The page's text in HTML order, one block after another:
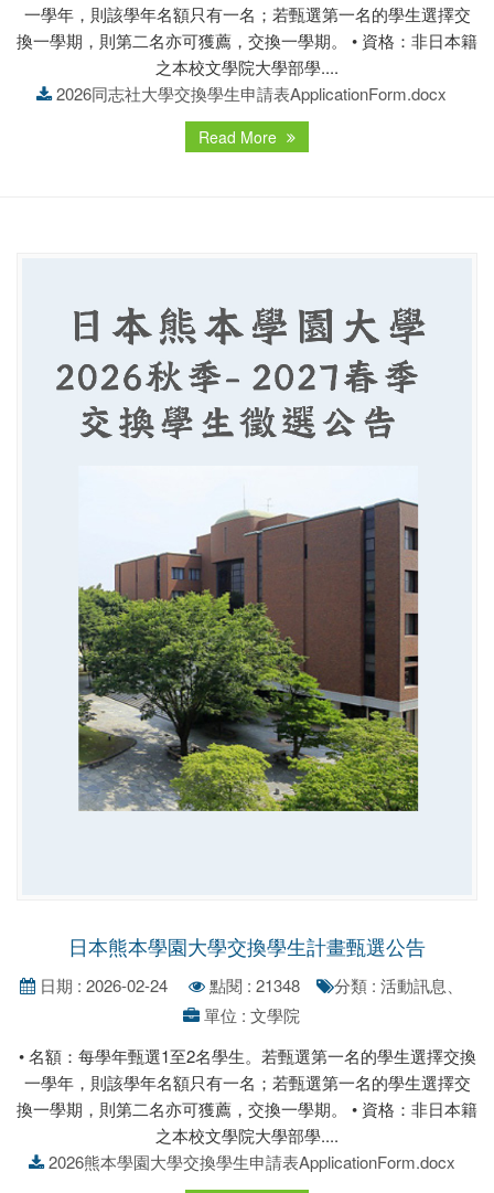
一學年，則該學年名額只有一名；若甄選第一名的學生選擇交
換一學期，則第二名亦可獲薦，交換一學期。 • 資格：非日本籍
之本校文學院大學部學....
2026同志社大學交換學生申請表ApplicationForm.docx
Read More
日本熊本學園大學交換學生計畫甄選公告
日期 : 2026-02-24 點閱 : 21348
分類 : 活動訊息、
單位 : 文學院
• 名額：每學年甄選1至2名學生。若甄選第一名的學生選擇交換
一學年，則該學年名額只有一名；若甄選第一名的學生選擇交
換一學期，則第二名亦可獲薦，交換一學期。 • 資格：非日本籍
之本校文學院大學部學....
2026熊本學園大學交換學生申請表ApplicationForm.docx